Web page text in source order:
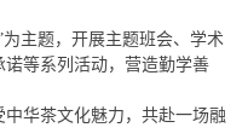
主题，开展主题班会、学术
等系列活动，营造勤学善
华茶文化魅力，共赴一场融